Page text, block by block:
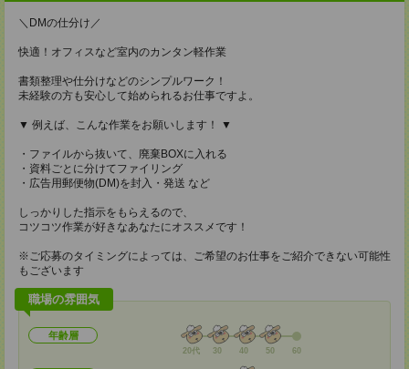
＼DMの仕分け／
快適！オフィスなど室内のカンタン軽作業
書類整理や仕分けなどのシンプルワーク！
未経験の方も安心して始められるお仕事ですよ。
▼ 例えば、こんな作業をお願いします！ ▼
・ファイルから抜いて、廃棄BOXに入れる
・資料ごとに分けてファイリング
・広告用郵便物(DM)を封入・発送 など
しっかりした指示をもらえるので、
コツコツ作業が好きなあなたにオススメです！
※ご応募のタイミングによっては、ご希望のお仕事をご紹介できない可能性
もございます
職場の雰囲気
年齢層
20代 30 40 50 60